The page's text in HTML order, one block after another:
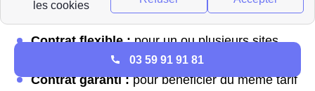
(inférieure ou égale à 36 kVA) :
Contrat flexible :pour un ou plusieurs sites,
des plages horaires à tarifs réduits
Contrat garanti :pour bénéficier du même tarif
03 59 91 91 81